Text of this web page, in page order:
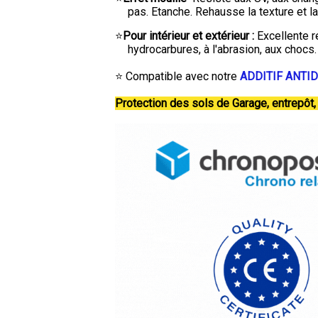
pas. Etanche. Rehausse la texture et
⭐ Pour intérieur et extérieur : Excellente
hydrocarbures, à l'abrasion, aux
⭐ Compatible avec notre ADDITIF
Protection des sols de Garage,